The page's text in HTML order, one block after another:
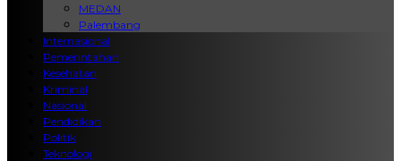
MEDAN
Palembang
Internasional
Pemerintahan
Kesehatan
Kriminal
Nasional
Pendidikan
Politik
Teknologi